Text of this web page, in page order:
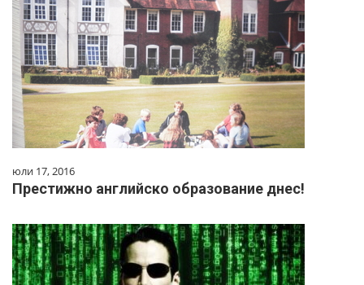
юли 17, 2016
Престижно английско образование днес!